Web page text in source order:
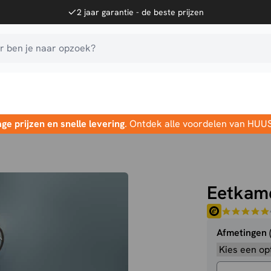
2 jaar garantie - de beste prijzen
ben je naar opzoek?
prijzen en snelle levering. Ontdek alle voordelen van
Afmetingen